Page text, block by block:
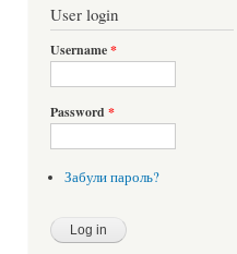
User login
Username*
Password *
Забули пароль?